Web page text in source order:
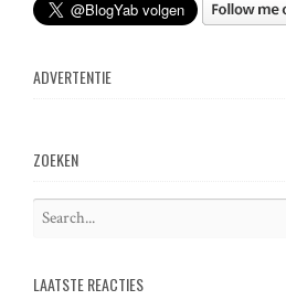
ADVERTENTIE
ZOEKEN
r
LAATSTE REACTIES